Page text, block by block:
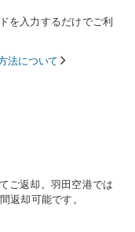
を入力するだけでご利
法について
ご返却。羽田空港では
返却可能です。